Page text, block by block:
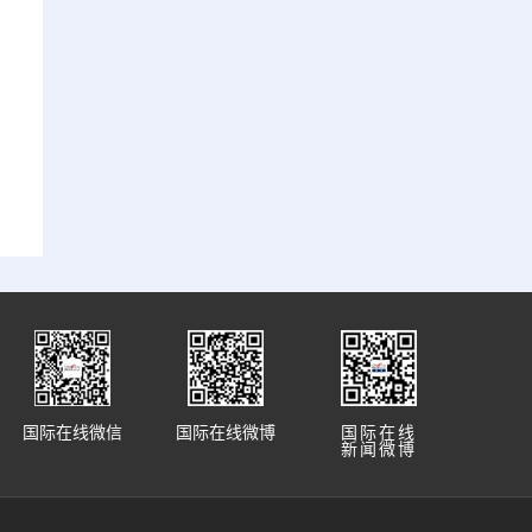
国际在线
新闻微博
国际在线微博
国际在线微信